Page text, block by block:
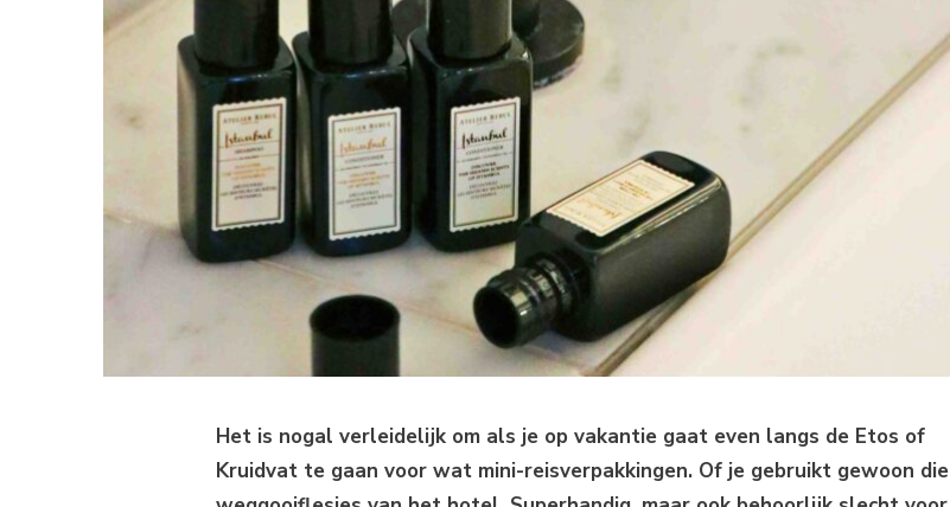
Het is nogal verleidelijk om als je op vakantie gaat even langs de Etos of
Kruidvat te gaan voor wat mini-reisverpakkingen. Of je gebruikt gewoon die